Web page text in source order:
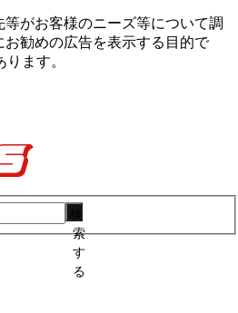
がお客様のニーズ等について調
勧めの広告を表⽰する⽬的で
ます。
索
す
る